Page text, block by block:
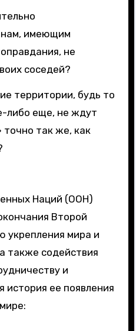
имеющим
не
соседей?
территории, будь то
либо еще, не ждут
так же, как
Наций (ООН)
Второй
укрепления мира и
также содействия
и
история ее появления